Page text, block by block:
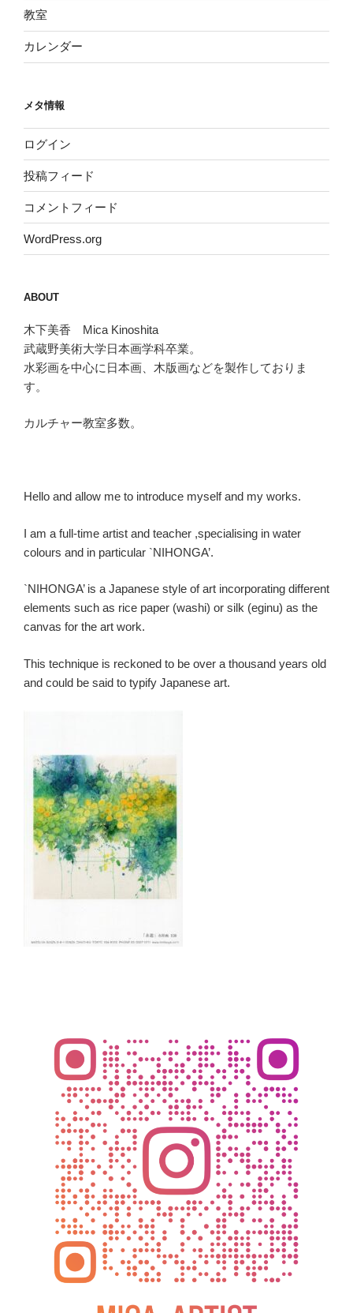
教室
カレンダー
メタ情報
ログイン
投稿フィード
コメントフィード
WordPress.org
ABOUT
木下美香 Mica Kinoshita
武蔵野美術大学日本画学科卒業。
水彩画を中心に日本画、木版画などを製作しておりま
す。
カルチャー教室多数。
Hello and allow me to introduce myself and my works.
I am a full-time artist and teacher ,specialising in water
colours and in particular `NIHONGA’.
`NIHONGA’ is a Japanese style of art incorporating different
elements such as rice paper (washi) or silk (eginu) as the
canvas for the art work.
This technique is reckoned to be over a thousand years old
and could be said to typify Japanese art.